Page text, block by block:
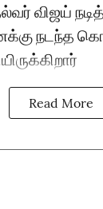
விஜய்
நடந்த
Read More